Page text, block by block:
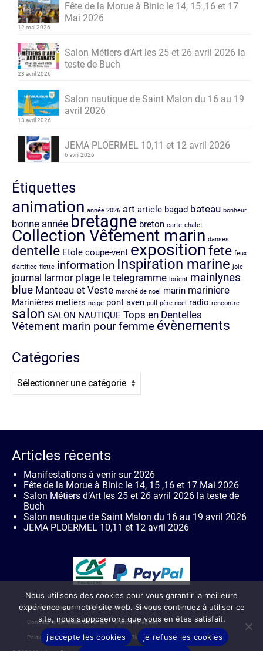
Fête de la Morue à Binic le 14, 15 ,16 et 17
Mai 2026
12 mai 2026
Salon Métiers d’Art les 25 et 26 avril 2026 la
teste de Buch
23 avril 2026
Salon nautique de Saint Malon du 16 au 19
avril 2026
13 avril 2026
JEMA PLOERMEL 10,11 et 12 avril 2026
6 avril 2026
Étiquettes
animation année 2026 art article bagad bateau bonheur
bonne année bretagne breton carte chalet
Collection Vêtement marin danses
dentelle Etole coupe-vent expositionfete feux
d'artifice flotte information Inspiration marine joie
journal larmor plage le telegramme lorient mainlynes
blue Manteau et Veste marché de noel marin mariniere
Marinières metiers neige pont aven pull père noel radio rencontre
salon SALON NAUTIQUE Tops en Dentelles
Vêtement marin pour femme évènements
Catégories
Catégories
Articles récents
Manifestations à venir sur 2026
Fête de la Morue à Binic le 14, 15 ,16 et 17 Mai 2026
Salon Métiers d’Art les 25 et 26 avril 2026 la teste de
Buch
Salon nautique de Saint Malon du 16 au 19 avril 2026
JEMA PLOERMEL 10,11 et 12 avril 2026
Moyen de paiement Guide des tailles Livraison en France
Conditions générales de ventes Mentions légales
Politique de confidentialité de Mainlynes Blue Contact
Nous utilisons des cookies pour vous garantir la meilleure
expérience sur notre site web. Si vous continuez à utiliser ce
site, nous supposerons que vous en êtes satisfait.
j'accepte les cookies
je refuse les cookies